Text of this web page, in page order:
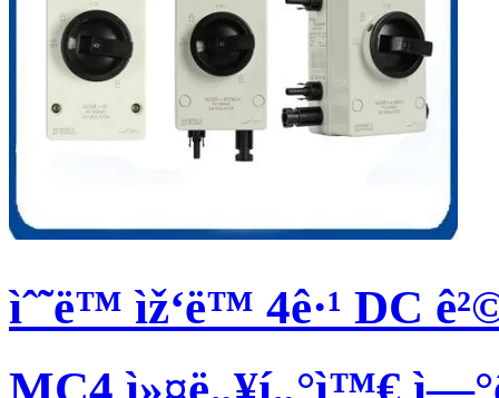
ìˆ˜ë™ ìž‘ë™ 4ê·¹ DC